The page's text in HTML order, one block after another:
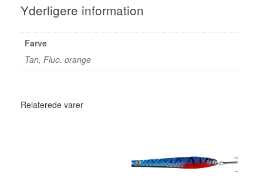
Yderligere information
Farve
Tan, Fluo. orange
Relaterede varer